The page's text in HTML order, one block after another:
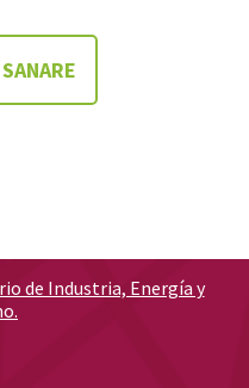
de Industria, Energía y